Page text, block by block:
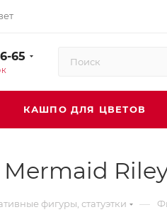
65
КАШПО ДЛЯ ЦВЕТОВ
фигуры, статуэтки —